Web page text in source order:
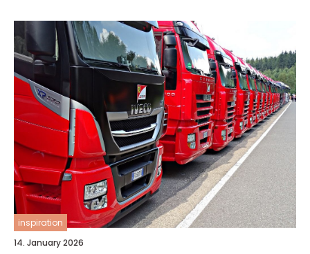
inspiration
14. January 2026